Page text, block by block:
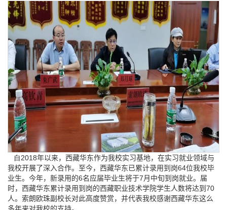
自2018年以来，西藏华东作为我校实习基地，在实习就业领域与
我校开展了深入合作。 至今，西藏华东已累计录用到岗64位我校毕
业生。今年，新录用的6名应届毕业生将于7月中旬到岗就业。届
时，西藏华东累计录用到岗的西藏职业技术学院学生人数将达到 70
人。索朗欧珠副校长对此高度赞赏，并代表我校感谢西藏华东这么